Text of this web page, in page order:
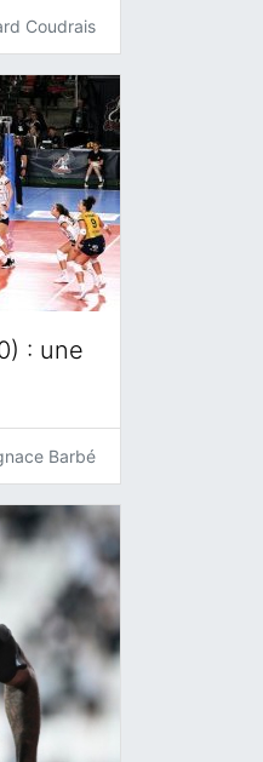
Coudrais
: une
Barbé